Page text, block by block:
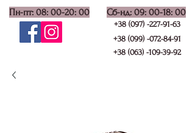
Пн-пт: 08: 00-20: 00 Сб-нд: 09: 00-18: 00
+38 (099) -072-84-91
+38 (097) -227-91-63
+38 (063) -109-39-92